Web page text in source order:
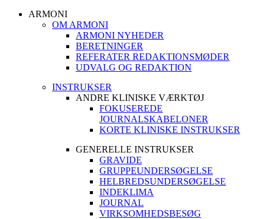
ARMONI
OM ARMONI
ARMONI NYHEDER
BERETNINGER
REFERATER REDAKTIONSMØDER
UDVALG OG REDAKTION
INSTRUKSER
ANDRE KLINISKE VÆRKTØJ
FOKUSEREDE
JOURNALSKABELONER
KORTE KLINISKE INSTRUKSER
GENERELLE INSTRUKSER
GRAVIDE
GRUPPEUNDERSØGELSE
HELBREDSUNDERSØGELSE
INDEKLIMA
JOURNAL
VIRKSOMHEDSBESØG